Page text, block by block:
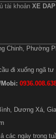
tài khoản XE
Chinh, Phường
đi xuống ngã tư
Dương Xá,
các ngày trong